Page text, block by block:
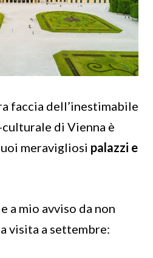
faccia dell’inestimabile
di Vienna è
meravigliosi palazzi e
a mio avviso da non
visita a settembre: